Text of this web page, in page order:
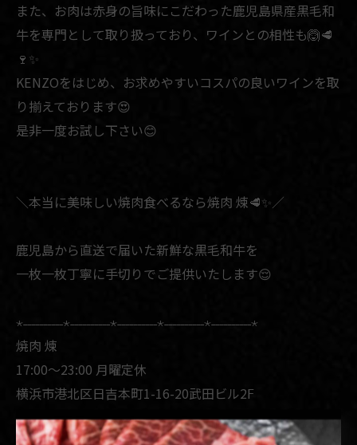
また、お肉は赤身の旨味にこだわった鹿児島県産黒毛和
牛を専門として取り扱っており、ワインとの相性も🙆🥩
🍷✨
KENZOをはじめ、お求めやすいコスパの良いワインを取
り揃えております😍
是非一度お試し下さい😊
＼本当に美味しい焼肉食べるなら焼肉 煉🥩✨／
鹿児島から直送で届いた新鮮な黒毛和牛を
一枚一枚丁寧に手切りでご提供いたします😌
⋆˗˗˗˗˗˗˗˗˗˗⋆˗˗˗˗˗˗˗˗˗˗⋆˗˗˗˗˗˗˗˗˗˗⋆˗˗˗˗˗˗˗˗˗˗⋆˗˗˗˗˗˗˗˗˗˗⋆
焼肉 煉
17:00〜23:00 月曜定休
横浜市港北区日吉本町1-16-20武田ビル2𝖥
東急東横線 日吉駅徒歩3分
045-594-8129